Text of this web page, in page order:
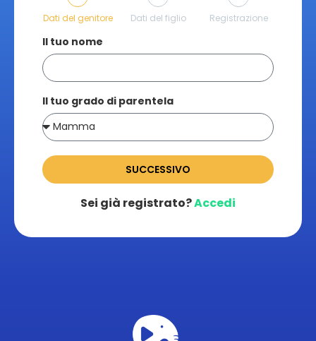
Dati del genitore
Dati del figlio
Registrazione
Il tuo nome
Il tuo grado di parentela
SUCCESSIVO
Sei già registrato?Accedi